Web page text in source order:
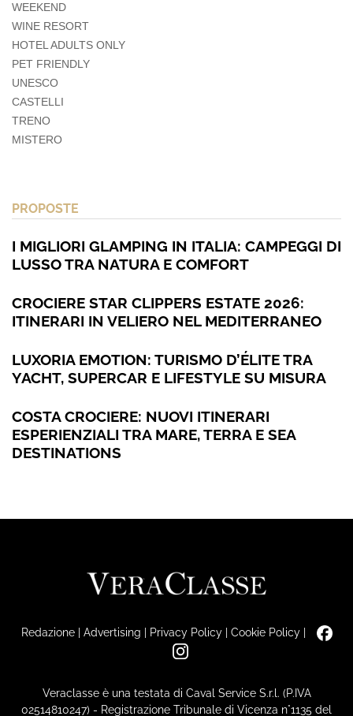
WEEKEND
WINE RESORT
HOTEL ADULTS ONLY
PET FRIENDLY
UNESCO
CASTELLI
TRENO
MISTERO
PROPOSTE
I MIGLIORI GLAMPING IN ITALIA: CAMPEGGI DI
LUSSO TRA NATURA E COMFORT
CROCIERE STAR CLIPPERS ESTATE 2026:
ITINERARI IN VELIERO NEL MEDITERRANEO
LUXORIA EMOTION: TURISMO D’ÉLITE TRA
YACHT, SUPERCAR E LIFESTYLE SU MISURA
COSTA CROCIERE: NUOVI ITINERARI
ESPERIENZIALI TRA MARE, TERRA E SEA
DESTINATIONS
Redazione| Advertising | Privacy Policy| Cookie Policy|
Veraclasse è una testata di Caval Service S.r.l. (P.IVA
02514810247) - Registrazione Tribunale di Vicenza n°1135 del